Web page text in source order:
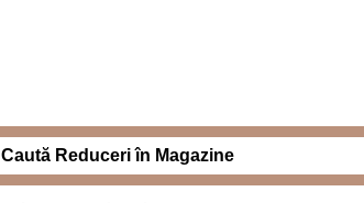
Caută Reduceri în Magazine